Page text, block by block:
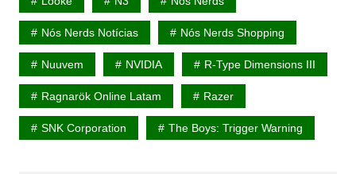
Nós Nerds Notícias Nós Nerds Shopping
Nuuvem NVIDIA R-Type Dimensions III
Ragnarök Online Latam Razer
SNK Corporation The Boys: Trigger Warning